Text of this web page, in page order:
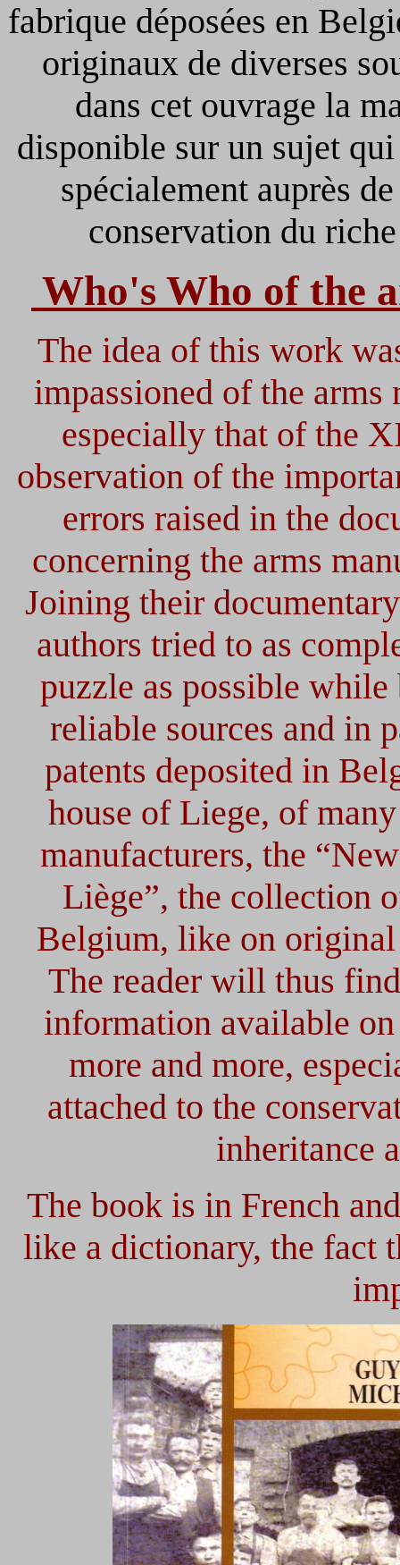
fabrique déposées en
originaux de diverses
dans cet ouvrage la
disponible sur un sujet
spécialement auprès
conservation du
Who's Who of the
The idea of this work
impassioned of the
especially that of the
observation of the
errors raised in the
concerning the arms
Joining their
authors tried to as
puzzle as possible
reliable sources and in
patents deposited in
house of Liege, of
manufacturers, the
Liège”, the collection
Belgium, like on original
The reader will thus
information available
more and more,
attached to the
inheritance
The book is in French
like a dictionary, the fact